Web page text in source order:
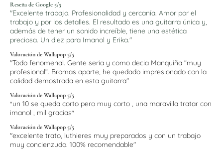
Reseña de Google 5/5
"Excelente trabajo. Profesionalidad y cercanía. Amor por el
trabajo y por los detalles. El resultado es una guitarra única y,
además de tener un sonido increíble, tiene una estética
preciosa. Un diez para Imanol y Erika."
Valoración de Wallapop 5/5
"Todo fenomenal. Gente seria y como decia Manquiña “muy
profesional”. Bromas aparte, he quedado impresionado con la
calidad demostrada en esta guitarra"
Valoración de Wallapop 5/5
"un 10 se queda corto pero muy corto , una maravilla tratar con
imanol , mil gracias"
Valoración de Wallapop 5/5
"excelente trato, luthieres muy preparados y con un trabajo
muy concienzudo. 100% recomendable"